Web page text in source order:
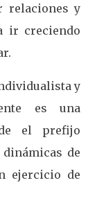
relaciones y
ir creciendo
y
es una
el prefijo
de
ejercicio de